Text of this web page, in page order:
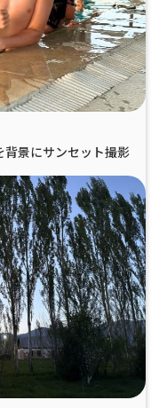
景にサンセット撮影